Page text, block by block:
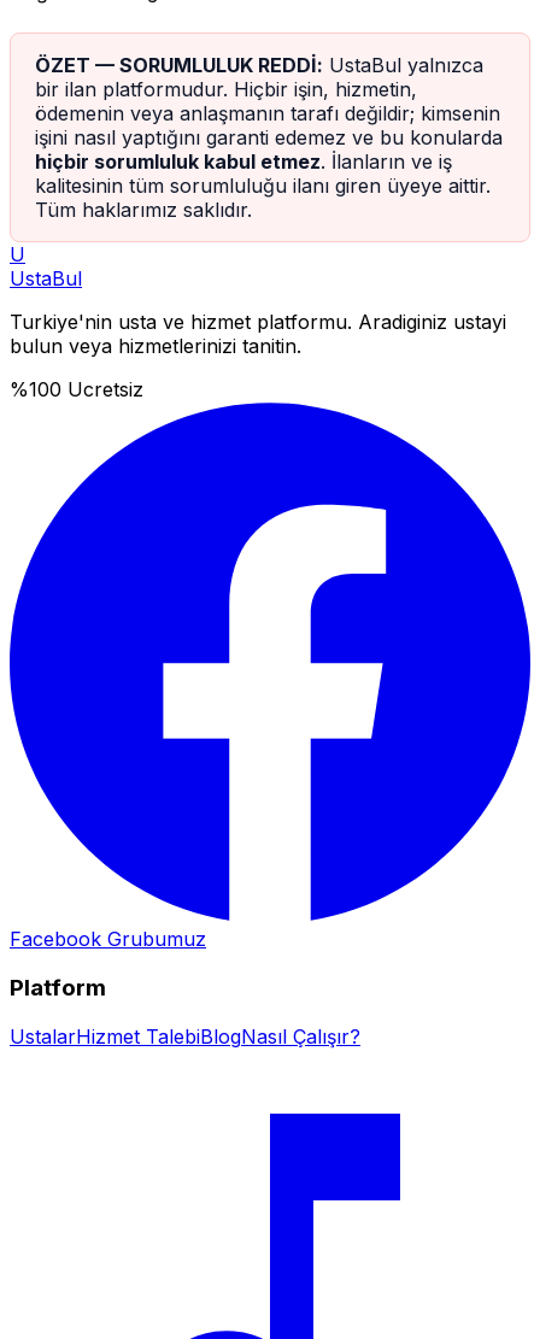
ÖZET — SORUMLULUK REDDİ: UstaBul yalnızca
bir ilan platformudur. Hiçbir işin, hizmetin,
ödemenin veya anlaşmanın tarafı değildir; kimsenin
işini nasıl yaptığını garanti edemez ve bu konularda
hiçbir sorumluluk kabul etmez. İlanların ve iş
kalitesinin tüm sorumluluğu ilanı giren üyeye aittir.
Tüm haklarımız saklıdır.
U
UstaBul
Turkiye'nin usta ve hizmet platformu. Aradiginiz ustayi
bulun veya hizmetlerinizi tanitin.
%100 Ucretsiz
Facebook Grubumuz
Platform
UstalarHizmet TalebiBlogNasıl Çalışır?